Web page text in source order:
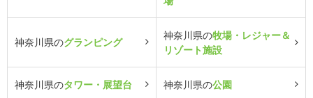
神奈川県のグランピング
神奈川県の牧場・レジャー＆
リゾート施設
神奈川県のタワー・展望台 神奈川県の公園